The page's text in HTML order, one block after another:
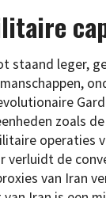
staand leger,
zoals
operaties
verluidt de
van Iran